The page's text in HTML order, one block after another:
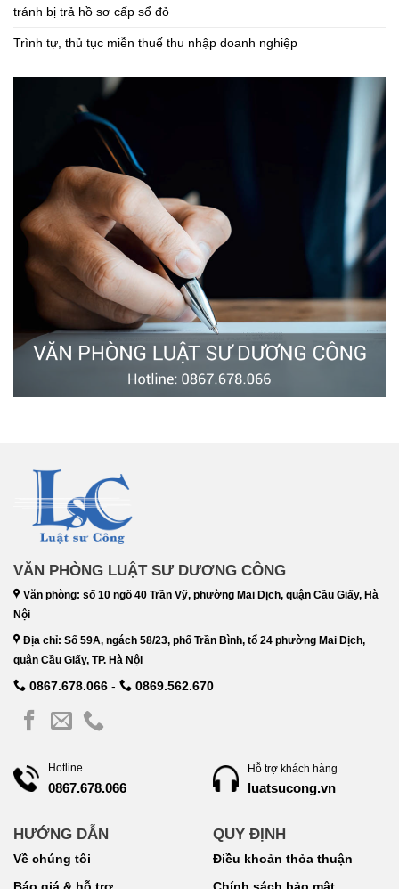
tránh bị trả hồ sơ cấp sổ đỏ
Trình tự, thủ tục miễn thuế thu nhập doanh nghiệp
VĂN PHÒNG LUẬT SƯ DƯƠNG CÔNG
Văn phòng: số 10 ngõ 40 Trần Vỹ, phường Mai Dịch, quận Cầu Giấy, Hà
Nội
Địa chỉ: Số 59A, ngách 58/23, phố Trần Bình, tổ 24 phường Mai Dịch,
quận Cầu Giấy, TP. Hà Nội
0867.678.066 - 0869.562.670
Hotline
0867.678.066
HƯỚNG DẪN
Về chúng tôi
Báo giá & hỗ trợ
Hỗ trợ khách hàng
luatsucong.vn
QUY ĐỊNH
Điều khoản thỏa thuận
Chính sách bảo mật